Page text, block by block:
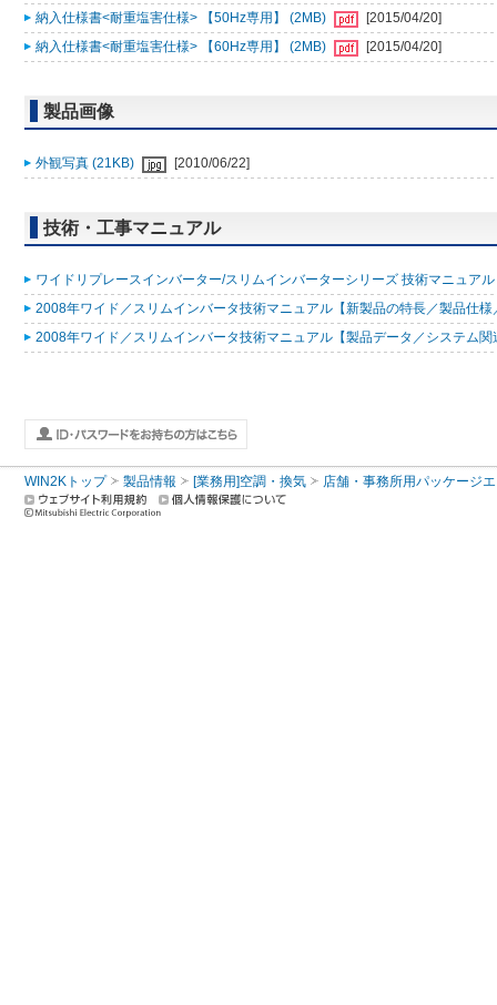
納入仕様書<耐重塩害仕様> 【50Hz専用】 (2MB)
[2015/04/20]
納入仕様書<耐重塩害仕様> 【60Hz専用】 (2MB)
[2015/04/20]
製品画像
外観写真 (21KB) [2010/06/22]
技術・工事マニュアル
ワイドリプレースインバーター/スリムインバーターシリーズ 技術マニュア
2008年ワイド／スリムインバータ技術マニュアル【新製品の特長／製品仕
2008年ワイド／スリムインバータ技術マニュアル【製品データ／システム
WIN2Kトップ 製品情報 [業務用]空調・換気 店舗・事務所用パッケージ